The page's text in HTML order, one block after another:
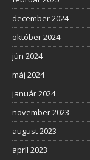
december 2024
október 2024
jún 2024
máj 2024
január 2024
november 2023
august 2023
apríl 2023